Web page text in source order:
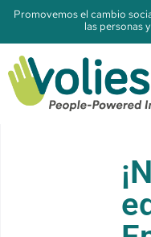
Promovemos el cambio
las personas